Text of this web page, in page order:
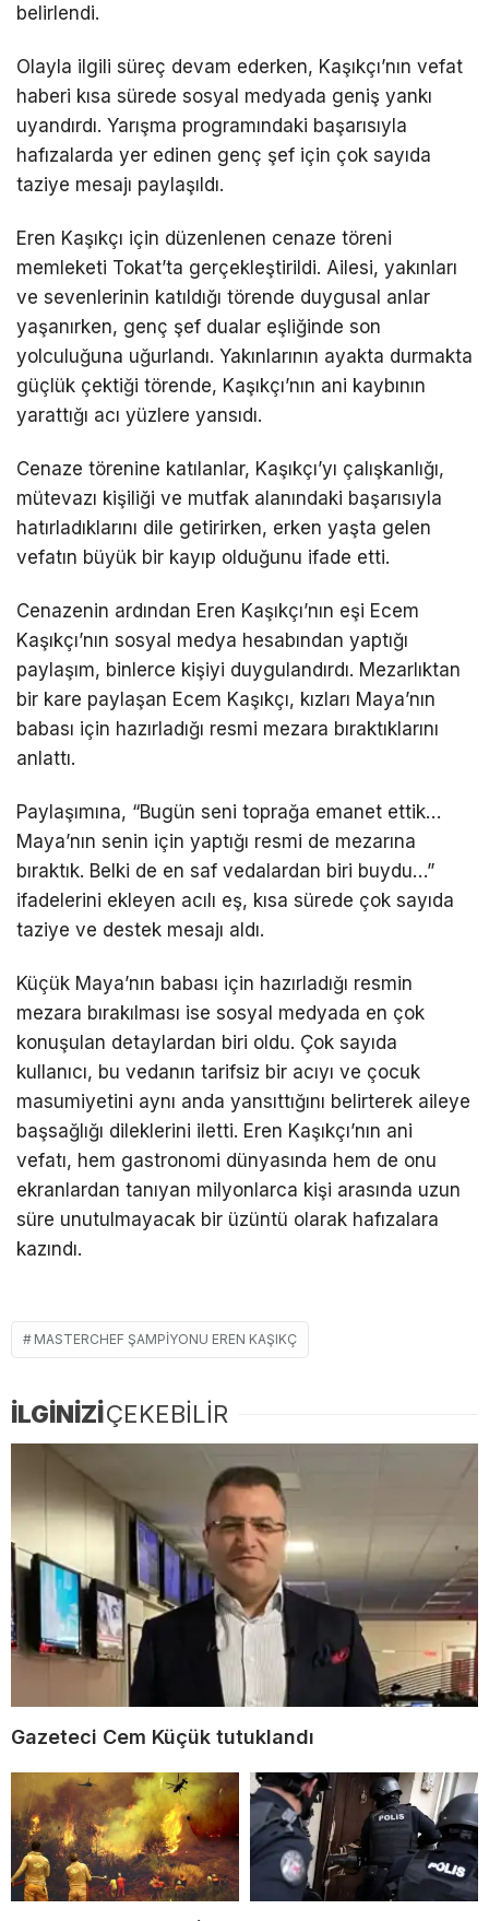
belirlendi.
Olayla ilgili süreç devam ederken, Kaşıkçı’nın vefat
haberi kısa sürede sosyal medyada geniş yankı
uyandırdı. Yarışma programındaki başarısıyla
hafızalarda yer edinen genç şef için çok sayıda
taziye mesajı paylaşıldı.
Eren Kaşıkçı için düzenlenen cenaze töreni
memleketi Tokat’ta gerçekleştirildi. Ailesi, yakınları
ve sevenlerinin katıldığı törende duygusal anlar
yaşanırken, genç şef dualar eşliğinde son
yolculuğuna uğurlandı. Yakınlarının ayakta durmakta
güçlük çektiği törende, Kaşıkçı’nın ani kaybının
yarattığı acı yüzlere yansıdı.
Cenaze törenine katılanlar, Kaşıkçı’yı çalışkanlığı,
mütevazı kişiliği ve mutfak alanındaki başarısıyla
hatırladıklarını dile getirirken, erken yaşta gelen
vefatın büyük bir kayıp olduğunu ifade etti.
Cenazenin ardından Eren Kaşıkçı’nın eşi Ecem
Kaşıkçı’nın sosyal medya hesabından yaptığı
paylaşım, binlerce kişiyi duygulandırdı. Mezarlıktan
bir kare paylaşan Ecem Kaşıkçı, kızları Maya’nın
babası için hazırladığı resmi mezara bıraktıklarını
anlattı.
Paylaşımına, “Bugün seni toprağa emanet ettik…
Maya’nın senin için yaptığı resmi de mezarına
bıraktık. Belki de en saf vedalardan biri buydu…”
ifadelerini ekleyen acılı eş, kısa sürede çok sayıda
taziye ve destek mesajı aldı.
Küçük Maya’nın babası için hazırladığı resmin
mezara bırakılması ise sosyal medyada en çok
konuşulan detaylardan biri oldu. Çok sayıda
kullanıcı, bu vedanın tarifsiz bir acıyı ve çocuk
masumiyetini aynı anda yansıttığını belirterek aileye
başsağlığı dileklerini iletti. Eren Kaşıkçı’nın ani
vefatı, hem gastronomi dünyasında hem de onu
ekranlardan tanıyan milyonlarca kişi arasında uzun
süre unutulmayacak bir üzüntü olarak hafızalara
kazındı.
MASTERCHEF ŞAMPIYONU EREN KAŞIKÇ
İLGİNİZİÇEKEBİLİR
Gazeteci Cem Küçük tutuklandı